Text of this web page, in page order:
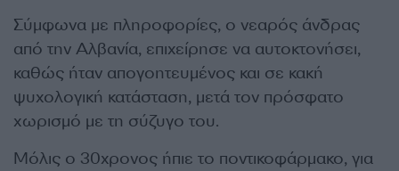
Σύμφωνα με πληροφορίες, ο νεαρός άνδρας
από την Αλβανία, επιχείρησε να αυτοκτονήσει,
καθώς ήταν απογοητευμένος και σε κακή
ψυχολογική κατάσταση, μετά τον πρόσφατο
χωρισμό με τη σύζυγο του.
Μόλις ο 30χρονος ήπιε το ποντικοφάρμακο, για